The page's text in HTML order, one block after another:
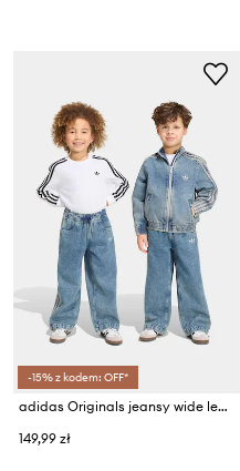
-15% z kodem: OFF*
adidas Originals jeansy wide leg dziecięce
149,99 zł